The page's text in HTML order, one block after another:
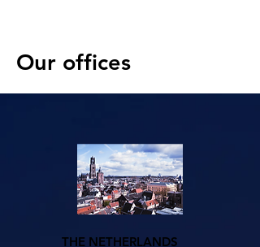
Our offices
THE NETHERLANDS